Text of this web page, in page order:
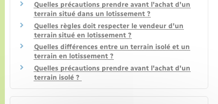
Quelles précautions prendre avant l'achat d'un
terrain situé dans un lotissement ?
Quelles règles doit respecter le vendeur d'un
terrain situé en lotissement ?
Quelles différences entre un terrain isolé et un
terrain en lotissement ?
Quelles précautions prendre avant l'achat d'un
terrain isolé ?